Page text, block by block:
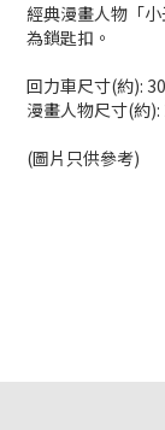
經典漫畫人物「
為鎖匙扣。
回力車尺寸(約):
漫畫人物尺寸(約
(圖片只供參考)